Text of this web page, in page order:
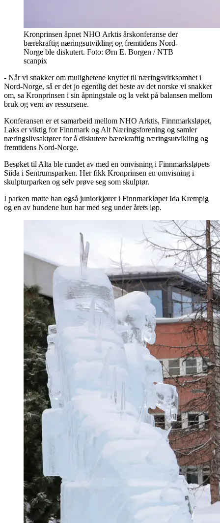
Kronprinsen åpnet NHO Arktis årskonferanse der
bærekraftig næringsutvikling og fremtidens Nord-
Norge ble diskutert. Foto: Ørn E. Borgen / NTB
scanpix
- Når vi snakker om mulighetene knyttet til næringsvirksomhet i
Nord-Norge, så er det jo egentlig det beste av det norske vi snakker
om, sa Kronprinsen i sin åpningstale og la vekt på balansen mellom
bruk og vern av ressursene.
Konferansen er et samarbeid mellom NHO Arktis, Finnmarksløpet,
Laks er viktig for Finnmark og Alt Næringsforening og samler
næringslivsaktører for å diskutere bærekraftig næringsutvikling og
fremtidens Nord-Norge.
Besøket til Alta ble rundet av med en omvisning i Finnmarksløpets
Siida i Sentrumsparken. Her fikk Kronprinsen en omvisning i
skulpturparken og selv prøve seg som skulptør.
I parken møtte han også juniorkjører i Finnmarkløpet Ida Krempig
og en av hundene hun har med seg under årets løp.